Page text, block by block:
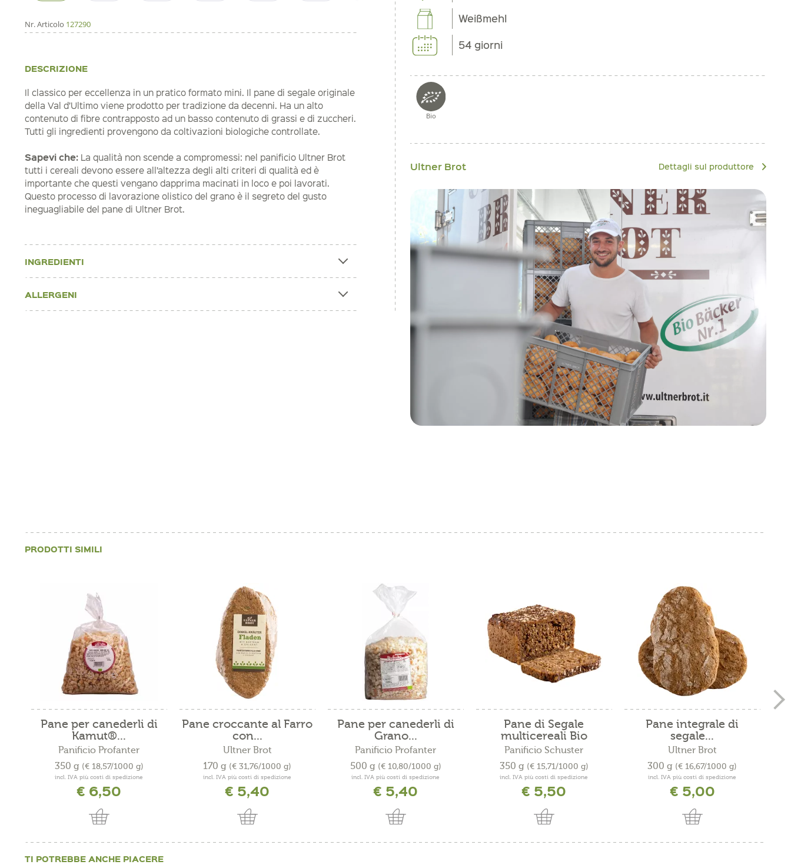
Nr. Articolo 127290
DESCRIZIONE
Il classico per eccellenza in un pratico formato mini. Il pane di segale originale
della Val d’Ultimo viene prodotto per tradizione da decenni. Ha un alto
contenuto di fibre contrapposto ad un basso contenuto di grassi e di zuccheri.
Tutti gli ingredienti provengono da coltivazioni biologiche controllate.
Sapevi che: La qualità non scende a compromessi: nel panificio Ultner Brot
tutti i cereali devono essere all’altezza degli alti criteri di qualità ed è
importante che questi vengano dapprima macinati in loco e poi lavorati.
Questo processo di lavorazione olistico del grano è il segreto del gusto
ineguagliabile del pane di Ultner Brot.
INGREDIENTI
ALLERGENI
Weißmehl
54 giorni
Bio
Ultner Brot Dettagli sul produttore
PRODOTTI SIMILI
Pane per canederli di
Kamut®...
Panificio Profanter
350 g (€ 18,57/1000 g)
incl. IVA più costi di spedizione
€ 6,50
Pane croccante al Farro
con...
Ultner Brot
170 g (€ 31,76/1000 g)
incl. IVA più costi di spedizione
€ 5,40
Pane per canederli di
Grano...
Panificio Profanter
500 g (€ 10,80/1000 g)
incl. IVA più costi di spedizione
€ 5,40
Pane di Segale
multicereali Bio
Panificio Schuster
350 g (€ 15,71/1000 g)
incl. IVA più costi di spedizione
€ 5,50
Pane integrale di
segale...
Ultner Brot
300 g (€ 16,67/1000 g)
incl. IVA più costi di spedizione
€ 5,00
TI POTREBBE ANCHE PIACERE